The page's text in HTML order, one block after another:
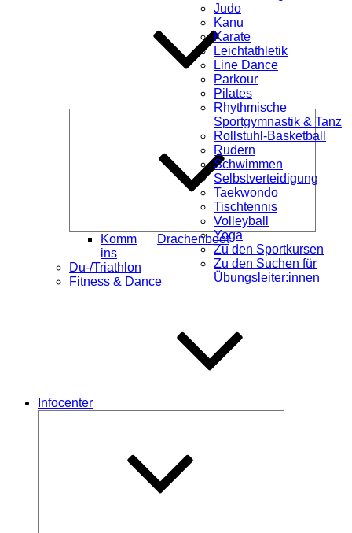
öffnen
Komm
ins
Drachenboot
Du-/Triathlon
Fitness & Dance
Judo
Kanu
Karate
Leichtathletik
Line Dance
Parkour
Pilates
Rhythmische
Sportgymnastik & Tanz
Rollstuhl-Basketball
Rudern
Schwimmen
Selbstverteidigung
Taekwondo
Tischtennis
Volleyball
Yoga
Zu den Sportkursen
Zu den Suchen für
Übungsleiter:innen
Infocenter